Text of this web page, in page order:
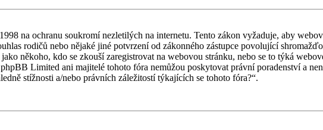
na ochranu soukromí nezletilých na internetu. Tento zákon vyžaduje, aby
rodičů nebo nějaké jiné potvrzení od zákonného zástupce povolující
někoho, kdo se zkouší zaregistrovat na webovou stránku, nebo se to týká
Limited ani majitelé tohoto fóra nemůžou poskytovat právní poradenství a
stížnosti a/nebo právních záležitostí týkajících se tohoto fóra?“.